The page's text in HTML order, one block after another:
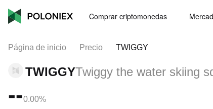
Comprar criptomonedas
Página de inicio Precio TWIGGY
TWIGGYTwiggy the water skiing
--0.00%